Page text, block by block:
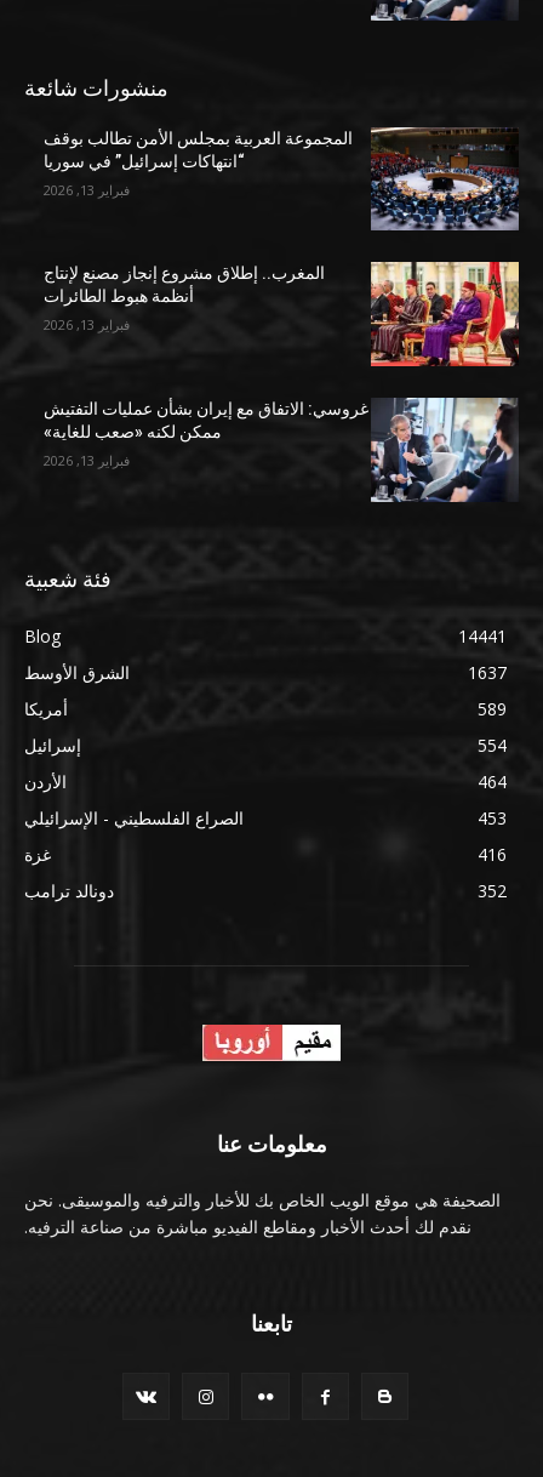
منشورات شائعة
المجموعة العربية بمجلس الأمن تطالب بوقف
“انتهاكات إسرائيل” في سوريا
فبراير 13, 2026
المغرب.. إطلاق مشروع إنجاز مصنع لإنتاج
أنظمة هبوط الطائرات
فبراير 13, 2026
غروسي: الاتفاق مع إيران بشأن عمليات التفتيش
ممكن لكنه «صعب للغاية»
فبراير 13, 2026
فئة شعبية
Blog
14441
الشرق الأوسط
1637
أمريكا
589
إسرائيل
554
الأردن
464
الصراع الفلسطيني - الإسرائيلي
453
غزة
416
دونالد ترامب
352
معلومات عنا
الصحيفة هي موقع الويب الخاص بك للأخبار والترفيه والموسيقى. نحن
نقدم لك أحدث الأخبار ومقاطع الفيديو مباشرة من صناعة الترفيه.
تابعنا